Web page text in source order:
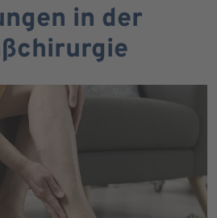
in der